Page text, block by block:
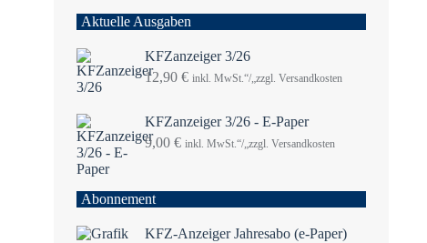
Aktuelle Ausgaben
KFZanzeiger 3/26
12,90 € inkl. MwSt.“/„zzgl. Versandkosten
KFZanzeiger 3/26 - E-Paper
9,00 € inkl. MwSt.“/„zzgl. Versandkosten
Abonnement
KFZ-Anzeiger Jahresabo (e-Paper)